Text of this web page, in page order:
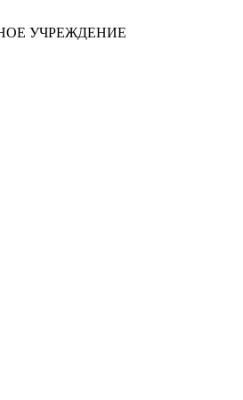
УЧРЕЖДЕНИЕ